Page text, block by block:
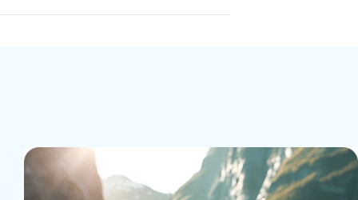
4 mars 2025